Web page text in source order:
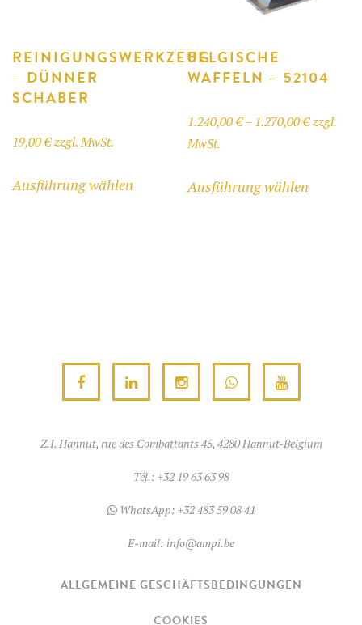
werden
REINIGUNGSWERKZEUG
– DÜNNER
SCHABER
19,00€ zzgl. MwSt.
Ausführung wählen
auf
der
werden
BELGISCHE
WAFFELN – 52104
1.240,00€– 1.270,00€ zzgl.
MwSt.
Ausführung wählen
Z.I. Hannut, rue des Combattants 45, 4280 Hannut-Belgium
Tél.: +32 19 63 63 98
WhatsApp: +32 483 59 08 41
E-mail: info@ampi.be
ALLGEMEINE GESCHÄFTSBEDINGUNGEN
COOKIES